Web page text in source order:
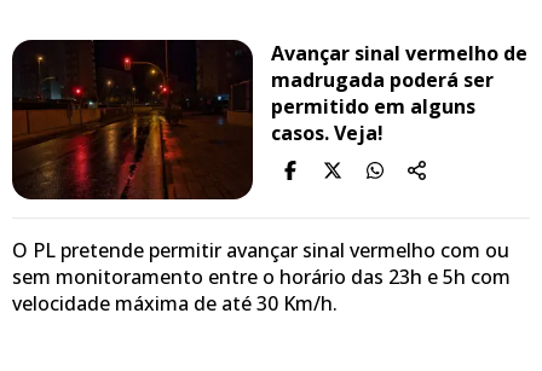
Avançar sinal vermelho de
madrugada poderá ser
permitido em alguns
casos. Veja!
O PL pretende permitir avançar sinal vermelho com ou
sem monitoramento entre o horário das 23h e 5h com
velocidade máxima de até 30 Km/h.